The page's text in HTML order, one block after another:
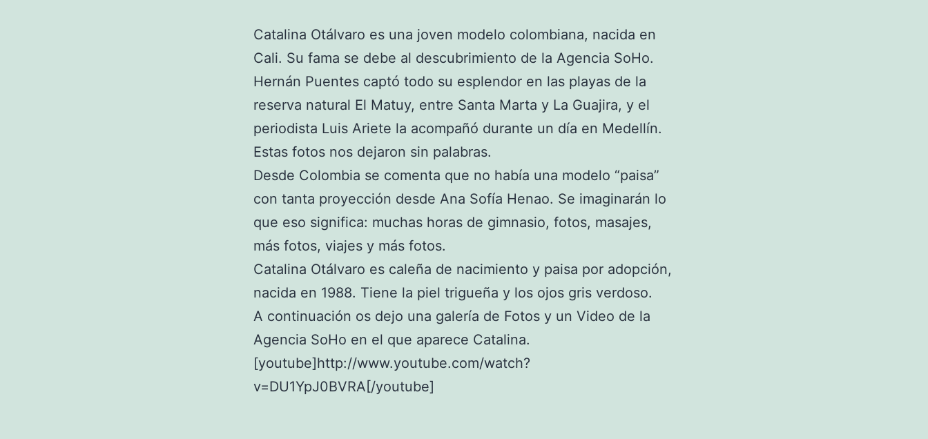
Catalina Otálvaro es una joven modelo colombiana, nacida en
Cali. Su fama se debe al descubrimiento de la Agencia SoHo.
Hernán Puentes captó todo su esplendor en las playas de la
reserva natural El Matuy, entre Santa Marta y La Guajira, y el
periodista Luis Ariete la acompañó durante un día en Medellín.
Estas fotos nos dejaron sin palabras.
Desde Colombia se comenta que no había una modelo “paisa”
con tanta proyección desde Ana Sofía Henao. Se imaginarán lo
que eso significa: muchas horas de gimnasio, fotos, masajes,
más fotos, viajes y más fotos.
Catalina Otálvaro es caleña de nacimiento y paisa por adopción,
nacida en 1988. Tiene la piel trigueña y los ojos gris verdoso.
A continuación os dejo una galería de Fotos y un Video de la
Agencia SoHo en el que aparece Catalina.
[youtube]http://www.youtube.com/watch?
v=DU1YpJ0BVRA[/youtube]